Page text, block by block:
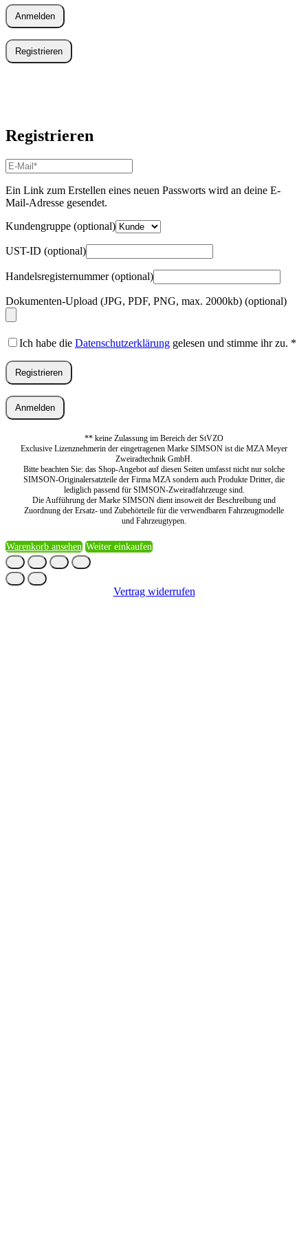
Anmelden
Registrieren
Registrieren
E-
Mail-
Adresse*
Erforderlich
Ein Link zum Erstellen eines neuen Passworts wird an deine E-
Mail-Adresse gesendet.
Kundengruppe (optional)
UST-ID (optional)
Handelsregisternummer(optional)
Dokumenten-Upload (JPG, PDF, PNG, max. 2000kb) (optional)
Ich habe die Datenschutzerklärung gelesen und stimme ihr zu. *
Registrieren
Anmelden
** keine Zulassung im Bereich der StVZO
Exclusive Lizenznehmerin der eingetragenen Marke SIMSON ist die MZA Meyer
Zweiradtechnik GmbH.
Bitte beachten Sie: das Shop-Angebot auf diesen Seiten umfasst nicht nur solche
SIMSON-Originalersatzteile der Firma MZA sondern auch Produkte Dritter, die
lediglich passend für SIMSON-Zweiradfahrzeuge sind.
Die Aufführung der Marke SIMSON dient insoweit der Beschreibung und
Zuordnung der Ersatz- und Zubehörteile für die verwendbaren Fahrzeugmodelle
und Fahrzeugtypen.
Warenkorb ansehen Weiter einkaufen
Vertrag widerrufen